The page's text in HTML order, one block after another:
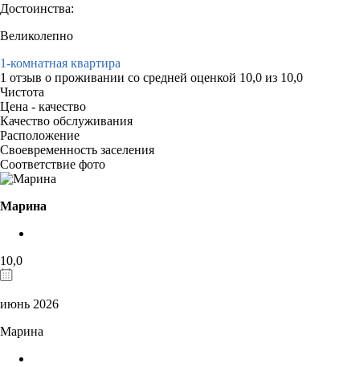
Достоинства:
Великолепно
1-комнатная квартира
1 отзыв о проживании со средней оценкой 10,0 из 10,0
Чистота
Цена - качество
Качество обслуживания
Расположение
Своевременность заселения
Соответствие фото
Марина
10,0
июнь 2026
Марина